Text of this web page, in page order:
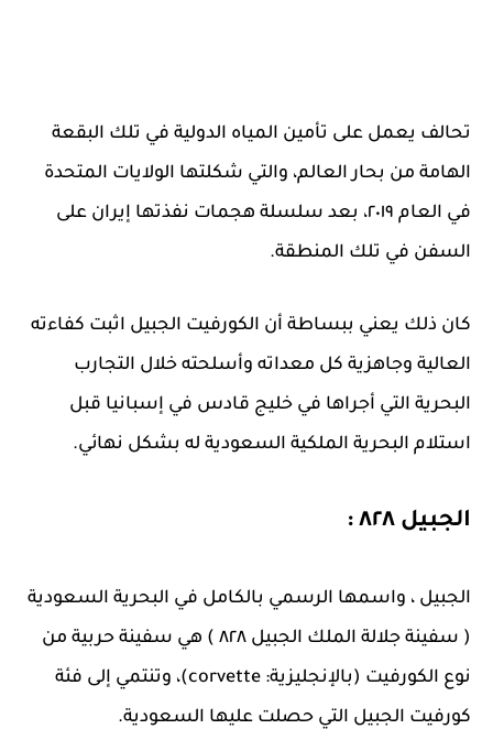
تحالف يعمل على تأمين المياه الدولية في تلك البقعة
الهامة من بحار العالم، والتي شكلتها الولايات المتحدة
في العام ٢٠١٩، بعد سلسلة هجمات نفذتها إيران على
السفن في تلك المنطقة.
كان ذلك يعني ببساطة أن الكورفيت الجبيل اثبت كفاءته
العالية وجاهزية كل معداته وأسلحته خلال التجارب
البحرية التي أجراها في خليج قادس في إسبانيا قبل
استلام البحرية الملكية السعودية له بشكل نهائي.
الجبيل ٨٢٨ :
الجبيل ، واسمها الرسمي بالكامل في البحرية السعودية
( سفينة جلالة الملك الجبيل ٨٢٨ ) هي سفينة حربية من
نوع الكورفيت (بالإنجليزية: corvette)، وتنتمي إلى فئة
كورفيت الجبيل التي حصلت عليها السعودية.